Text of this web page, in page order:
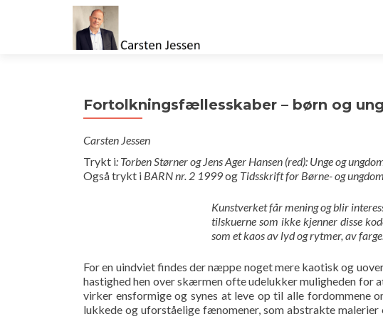
Fortolkningsfællesskaber – børn og
Carsten Jessen
Trykt i: Torben Størner og Jens Ager Hansen (red): Unge og
Også trykt i BARN nr. 2 1999og Tidsskrift for Børne- og
Kunstverket får mening og blir
tilskuerne som ikke kjenner disse
som et kaos av lyd og rytmer, av
For en uindviet findes der næppe noget mere kaotisk og
hastighed hen over skærmen ofte udelukker muligheden for
virker ensformige og synes at leve op til alle fordommene
lukkede og uforståelige fænomener, som abstrakte